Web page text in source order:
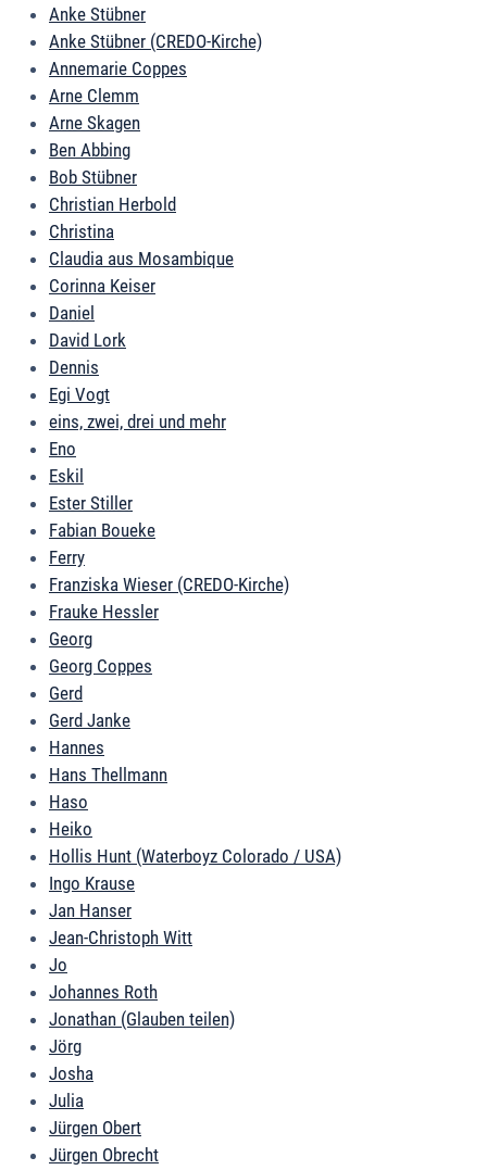
Anke Stübner
Anke Stübner (CREDO-Kirche)
Annemarie Coppes
Arne Clemm
Arne Skagen
Ben Abbing
Bob Stübner
Christian Herbold
Christina
Claudia aus Mosambique
Corinna Keiser
Daniel
David Lork
Dennis
Egi Vogt
eins, zwei, drei und mehr
Eno
Eskil
Ester Stiller
Fabian Boueke
Ferry
Franziska Wieser (CREDO-Kirche)
Frauke Hessler
Georg
Georg Coppes
Gerd
Gerd Janke
Hannes
Hans Thellmann
Haso
Heiko
Hollis Hunt (Waterboyz Colorado / USA)
Ingo Krause
Jan Hanser
Jean-Christoph Witt
Jo
Johannes Roth
Jonathan (Glauben teilen)
Jörg
Josha
Julia
Jürgen Obert
Jürgen Obrecht